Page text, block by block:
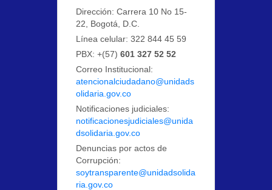
Dirección: Carrera 10 No 15-
22, Bogotá, D.C.
Línea celular: 322 844 45 59
PBX: +(57)601 327 52 52
Correo Institucional:
atencionalciudadano@unidads
olidaria.gov.co
Notificaciones judiciales:
notificacionesjudiciales@unida
dsolidaria.gov.co
Denuncias por actos de
Corrupción:
soytransparente@unidadsolida
ria.gov.co